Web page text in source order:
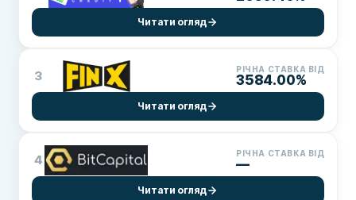
Читати огляд
3 РІЧНА СТАВКА ВІД
3584.00%
Читати огляд
4 РІЧНА СТАВКА ВІД
—
Читати огляд